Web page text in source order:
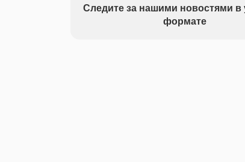
Следите за нашими новостями
формате